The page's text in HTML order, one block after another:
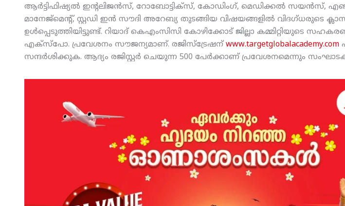
ആര്‍ട്ടിഫിഷ്യല്‍ ഇന്റലിജന്‍സ്, റോബോട്ടിക്‌സ്, കോഡിംഗ്, മെഡിക്കല്‍ സയന്‍സ്,
മാനേജ്‌മെന്റ്, സ്റ്റഡി ഇന്‍ സൗദി അറേബ്യ തുടങ്ങിയ വിഷയങ്ങളില്‍ വിദഗ്ധരുടെ
ഉള്‍പ്പെടുത്തിയിട്ടുണ്ട്. റിയാദ് കെഎംസിസി കോഴിക്കോട് ജില്ലാ കമ്മിറ്റിയുടെ
എക്‌സ്‌പോ. പ്രവേശനം സൗജന്യമാണ്. രജിസ്‌ട്രേഷന് www.targetglobalacademy.com
സന്ദര്‍ശിക്കുക. ആദ്യം രജിസ്റ്റര്‍ ചെയുന്ന 500 പേര്‍ക്കാണ് പ്രവേശനമെന്നും